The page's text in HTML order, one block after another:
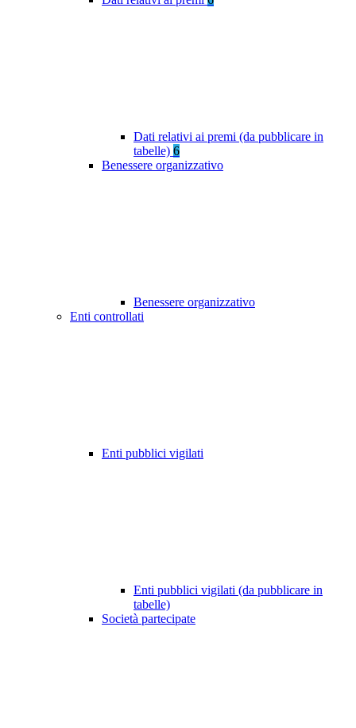
Dati relativi ai premi (da pubblicare in
tabelle) 6
Benessere organizzativo
Benessere organizzativo
Enti controllati
Enti pubblici vigilati
Enti pubblici vigilati (da pubblicare in
tabelle)
Società partecipate